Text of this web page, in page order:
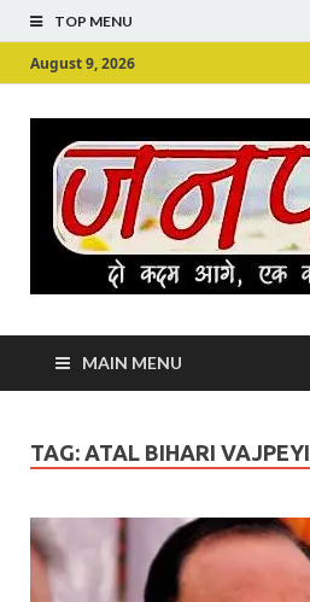
TOP MENU
August 9, 2026
MAIN MENU
TAG: ATAL BIHARI VAJPEYI